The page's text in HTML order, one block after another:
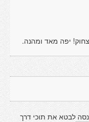
יפה מאד ומהנה.
לבטא את תוכי דרך